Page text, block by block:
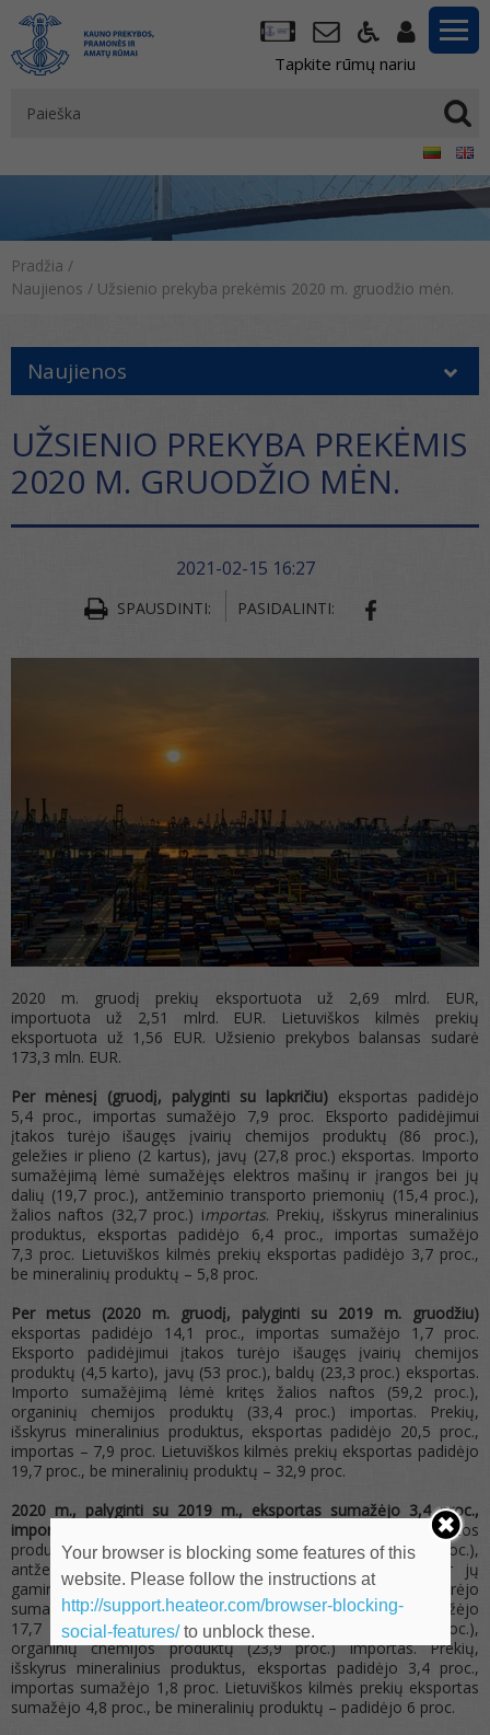
Tapkite rūmų nariu
Pradžia /
Naujienos / Užsienio prekyba prekėmis 2020 m. gruodžio mėn.
Naujienos
UŽSIENIO PREKYBA PREKĖMIS
2020 M. GRUODŽIO MĖN.
2021-02-15 16:27
SPAUSDINTI: PASIDALINTI:
2020 m. gruodį prekių eksportuota už 2,69 mlrd. EUR,
importuota už 2,51 mlrd. EUR. Lietuviškos kilmės prekių
eksportuota už 1,56
EUR. Užsienio prekybos balansas sudarė
173,3 mln. EUR.
Per mėnesį (gruodį, palyginti su lapkričiu) eksportas padidėjo
5,4 proc., importas sumažėjo 7,9 proc. Eksporto padidėjimui
įtakos turėjo išaugęs įvairių chemijos produktų (86 proc.),
geležies ir plieno (2 kartus), javų (27,8 proc.) eksportas. Importo
sumažėjimą lėmė sumažėjęs elektros mašinų ir įrangos bei jų
dalių (19,7 proc.), antžeminio transporto priemonių (15,4 proc.),
žalios naftos (32,7 proc.) importas. Prekių, išskyrus mineralinius
produktus, eksportas padidėjo 6,4 proc., importas sumažėjo
7,3 proc. Lietuviškos kilmės prekių eksportas padidėjo 3,7 proc.,
be mineralinių produktų – 5,8 proc.
Per metus (2020 m. gruodį, palyginti su 2019 m. gruodžiu)
eksportas padidėjo 14,1 proc., importas sumažėjo 1,7 proc.
Eksporto padidėjimui įtakos turėjo išaugęs įvairių chemijos
produktų (4,5 karto), javų (53 proc.), baldų (23,3 proc.) eksportas.
Importo sumažėjimą lėmė kritęs žalios naftos (59,2 proc.),
organinių chemijos produktų (33,4 proc.) importas. Prekių,
išskyrus mineralinius produktus, eksportas padidėjo 20,5 proc.,
importas – 7,9 proc. Lietuviškos kilmės prekių eksportas padidėjo
19,7 proc., be mineralinių produktų – 32,9 proc.
2020 m., palyginti su 2019 m., eksportas sumažėjo 3,4 proc.,
importas – 9,3 proc.
Eksporto sumažėjimą lėmė kritęs naftos
produktų (51,4 proc.) (kiekis tonomis sumažėjo 25,5 proc.),
antžeminio transporto priemonių (12,4 proc.), plastikų ir jų
gaminių (8,4 proc.) eksportas. Importo sumažėjimui įtakos turėjo
sumažėjęs žalios naftos (45,4 proc.) (kiekis tonomis sumažėjo
17,7 proc.), antžeminio transporto priemonių (17,2 proc.),
organinių chemijos produktų (23,9 proc.) importas. Prekių,
išskyrus mineralinius produktus, eksportas padidėjo 3,4 proc.,
importas sumažėjo 1,8 proc. Lietuviškos kilmės prekių eksportas
sumažėjo 4,8 proc., be mineralinių produktų – padidėjo 6 proc.
Your browser is blocking some features of this
website. Please follow the instructions at
http://support.heateor.com/browser-blocking-
social-features/to unblock these.